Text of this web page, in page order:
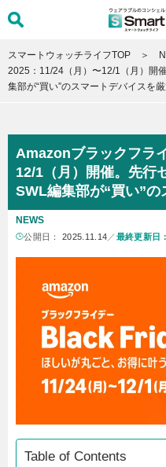
スマートウォッチライフTOP
2025：11/24（月）〜12/1（月）開
集部が“買い”のスマートデバイスを
Amazonブラックフラ
12/1（月）開催。先行
SWL編集部が“買い”
NEWS
公開日： 2025.11.14 ／ 最終更新日：
Table of Contents